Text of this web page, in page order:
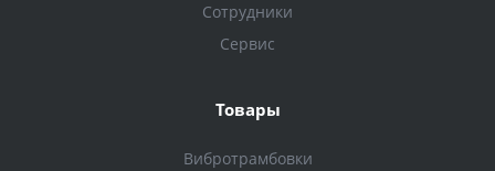
Сотрудники
Сервис
Товары
Вибротрамбовки